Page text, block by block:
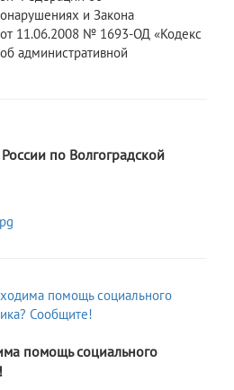
и Закона
от 11.06.2008 № 1693-ОД «Кодекс
административной
по Волгоградской
помощь социального